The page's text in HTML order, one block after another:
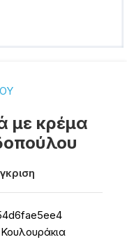
με κρέμα